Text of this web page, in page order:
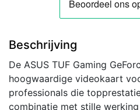
Beschrijving
De ASUS TUF Gaming
hoogwaardige videokaart
professionals die
combinatie met stille